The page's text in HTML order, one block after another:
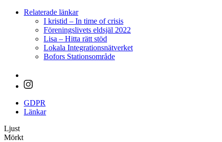
Relaterade länkar
I kristid – In time of crisis
Föreningslivets eldsjäl 2022
Lisa – Hitta rätt stöd
Lokala Integrationsnätverket
Bofors Stationsområde
GDPR
Länkar
Ljust
Mörkt